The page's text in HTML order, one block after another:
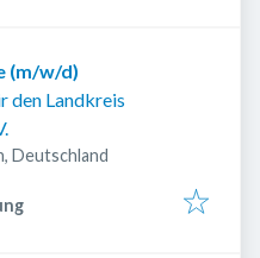
(m/w/d)
den Landkreis
Deutschland